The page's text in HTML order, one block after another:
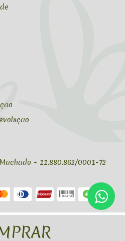
- 11.880.862/0001-72